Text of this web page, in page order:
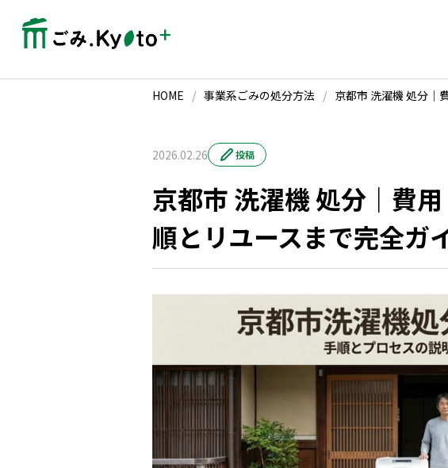
HOME / 事業系ごみの処分方法 / 京都市 洗濯機 処分｜
2026.02.26 投稿
京都市 洗濯機 処分｜費
順とリユースまで完全ガ